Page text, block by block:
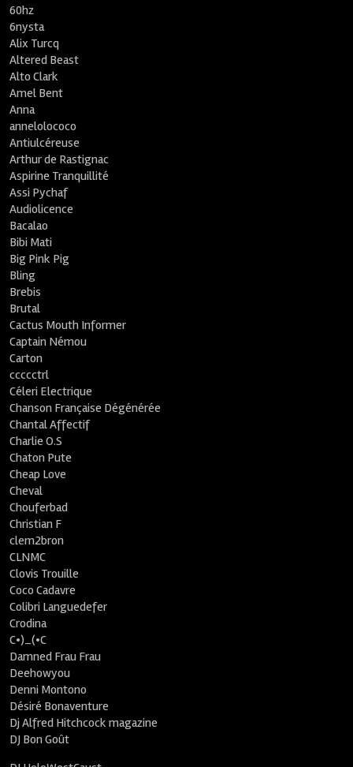
60hz
6nysta
Alix Turcq
Altered Beast
Alto Clark
Amel Bent
Anna
annelolococo
Antiulcéreuse
Arthur de Rastignac
Aspirine Tranquillité
Assi Pychaf
Audiolicence
Bacalao
Bibi Mati
Big Pink Pig
Bling
Brebis
Brutal
Cactus Mouth Informer
Captain Némou
Carton
ccccctrl
Céleri Electrique
Chanson Française Dégénérée
Chantal Affectif
Charlie O.S
Chaton Pute
Cheap Love
Cheval
Chouferbad
Christian F
clem2bron
CLNMC
Clovis Trouille
Coco Cadavre
Colibri Languedefer
Crodina
C•)_(•C
Damned Frau Frau
Deehowyou
Denni Montono
Désiré Bonaventure
Dj Alfred Hitchcock magazine
DJ Bon Goût